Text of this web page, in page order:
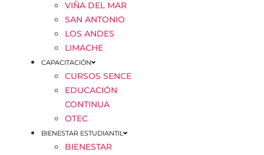
VIÑA DEL MAR
SAN ANTONIO
LOS ANDES
LIMACHE
CAPACITACIÓN
CURSOS SENCE
EDUCACIÓN
CONTINUA
OTEC
BIENESTAR ESTUDIANTIL
BIENESTAR